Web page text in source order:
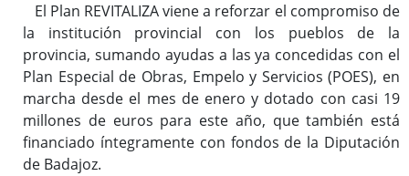
El Plan REVITALIZA viene a reforzar el compromiso de
la institución provincial con los pueblos de la
provincia, sumando ayudas a las ya concedidas con el
Plan Especial de Obras, Empelo y Servicios (POES), en
marcha desde el mes de enero y dotado con casi 19
millones de euros para este año, que también está
financiado íntegramente con fondos de la Diputación
de Badajoz.